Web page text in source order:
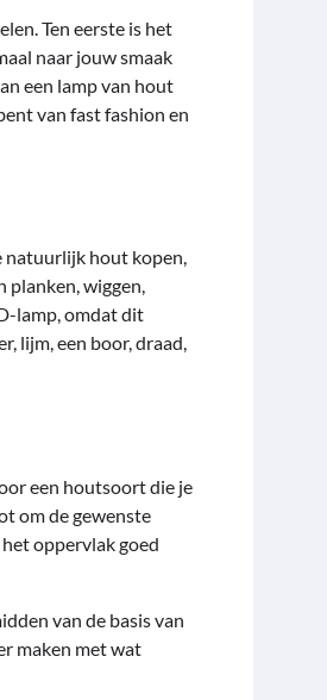
Ten eerste is het
naar jouw smaak
een lamp van hout
van fast fashion en
natuurlijk hout kopen,
planken, wiggen,
lamp, omdat dit
lijm, een boor, draad,
een houtsoort die je
om de gewenste
oppervlak goed
van de basis van
maken met wat